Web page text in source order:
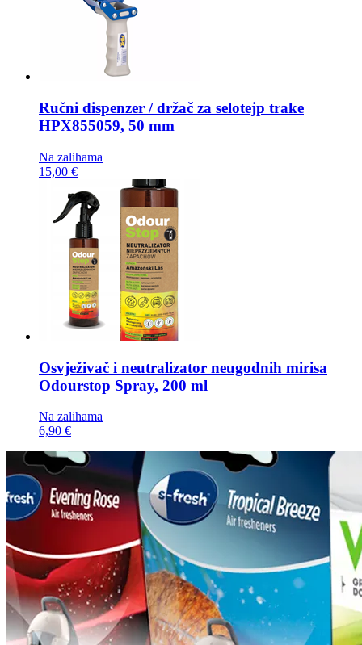
Ručni dispenzer / držač za selotejp trake
HPX855059, 50 mm
Na zalihama
15,00 €
Osvježivač i neutralizator neugodnih mirisa
Odourstop Spray, 200 ml
Na zalihama
6,90 €